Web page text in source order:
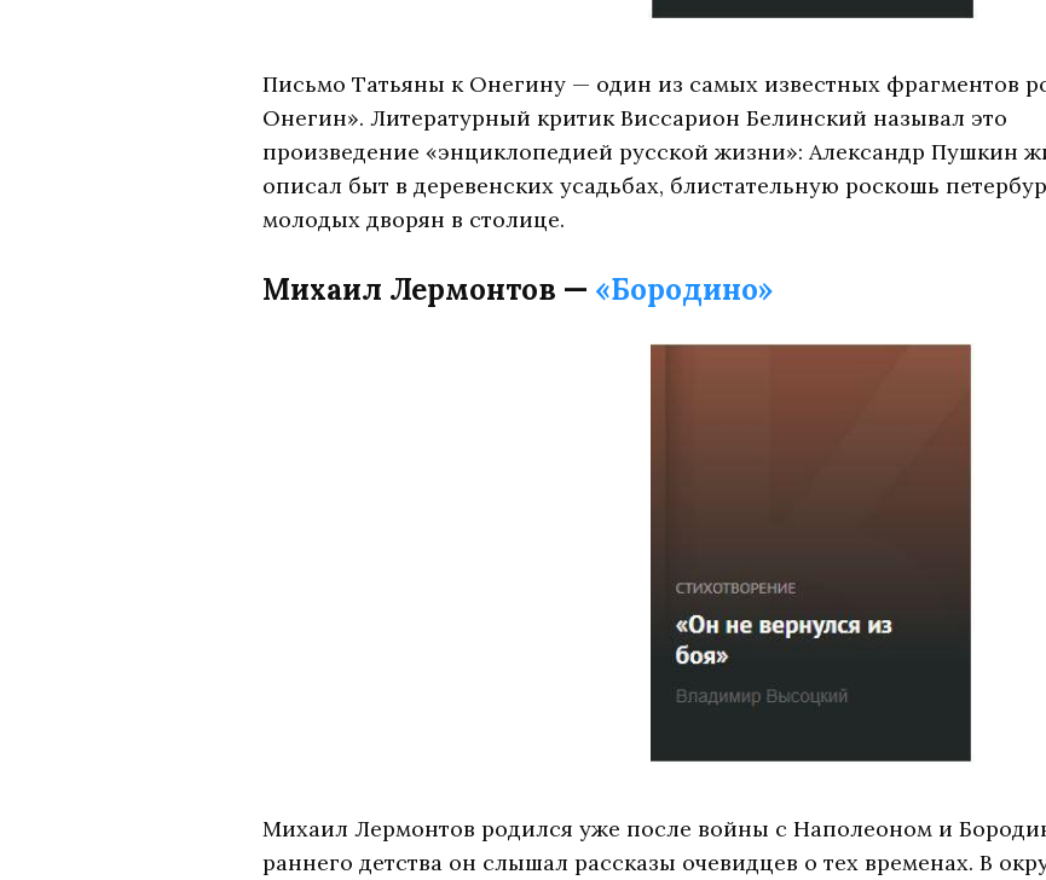
Письмо Татьяны к Онегину — один из самых известных фрагментов
Онегин». Литературный критик Виссарион Белинский называл это
произведение «энциклопедией русской жизни»: Александр Пушкин
описал быт в деревенских усадьбах, блистательную роскошь
молодых дворян в столице.
Михаил Лермонтов — «Бородино»
Михаил Лермонтов родился уже после войны с Наполеоном и
раннего детства он слышал рассказы очевидцев о тех временах. В